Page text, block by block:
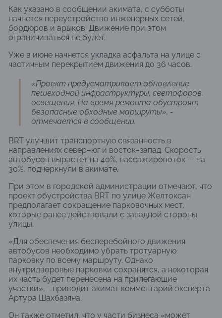
Как указано в сообщении акимата, с субботы
начнется переустройство инженерных сетей,
бордюров и арыков. Движение при этом
ограничиваться не будет.
Уже в июне начнется укладка асфальта на улице с
частичным перекрытием движения до 36 часов.
«Проект предусматривает обновление
пешеходной инфраструктуры, светофоров,
освещения. На время ремонта обустроят
безопасные обходные маршруты», -
отмечается в сообщении.
BRT улучшит транспортную связанность в
направлениях север–юг и восток–запад. Скорость
автобусов вырастет на 40%, пассажиропоток — на
30%, подчеркнули в акимате.
При этом в городской администрации отмечают, что
проект обустройства BRT по улице Желтоксан
предполагает сокращение парковочных мест,
которые ранее действовали с западной стороны
улицы.
«Для обеспечения бесперебойного движения
автобусов необходимо убрать тротуарную
парковку по всему маршруту. Однако
внутридворовые парковки сохранятся, а некоторая
их часть будет перенесена на прилегающие
участки», - приводит акимат комментарий эксперта
Артура Шахбазяна.
Он также отметил, что у части бизнеса «может